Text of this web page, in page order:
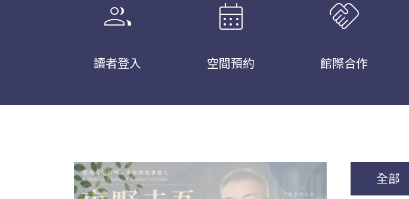
group
讀者登入
calendar_month
空間預約
handshake
館際合作
全部